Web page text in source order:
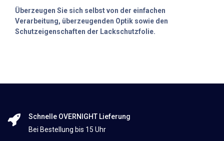
Überzeugen Sie sich selbst von der einfachen
Verarbeitung, überzeugenden Optik sowie den
Schutzeigenschaften der Lackschutzfolie.
Schnelle OVERNIGHT Lieferung
Bei Bestellung bis 15 Uhr